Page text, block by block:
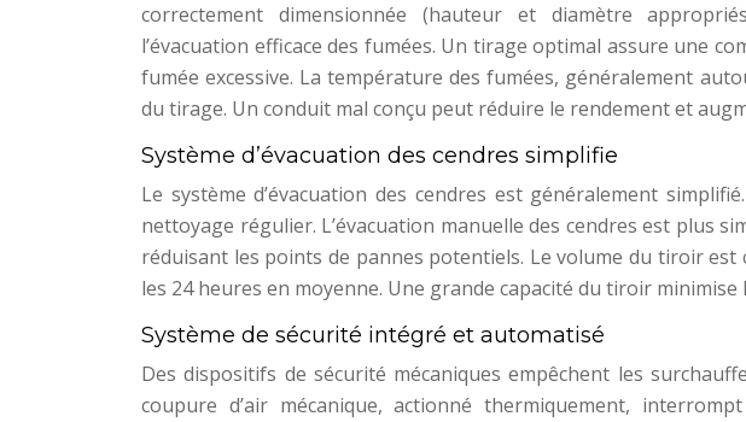
correctement dimensionnée (hauteur et diamètre
l’évacuation efficace des fumées. Un tirage optimal assure une
fumée excessive. La température des fumées, généralement
du tirage. Un conduit mal conçu peut réduire le rendement et
Système d’évacuation des cendres simplifie
Le système d’évacuation des cendres est généralement
nettoyage régulier. L’évacuation manuelle des cendres est plus
réduisant les points de pannes potentiels. Le volume du tiroir
les 24 heures en moyenne. Une grande capacité du tiroir
Système de sécurité intégré et automatisé
Des dispositifs de sécurité mécaniques empêchent les
coupure d’air mécanique, actionné thermiquement,